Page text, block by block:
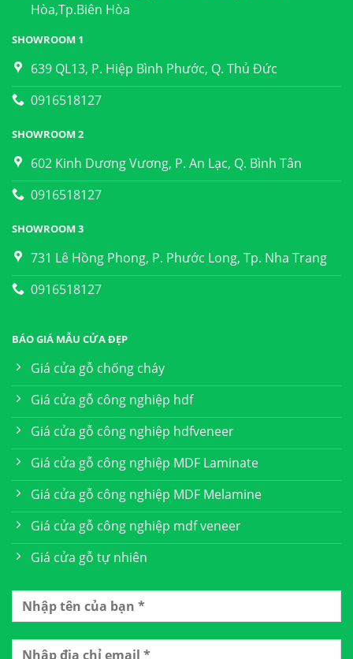
Hòa,Tp.Biên Hòa
SHOWROOM 1
639 QL13, P. Hiệp Bình Phước, Q. Thủ Đức
0916518127
SHOWROOM 2
602 Kinh Dương Vương, P. An Lạc, Q. Bình Tân
0916518127
SHOWROOM 3
731 Lê Hồng Phong, P. Phước Long, Tp. Nha Trang
0916518127
BÁO GIÁ MẪU CỬA ĐẸP
Giá cửa gỗ chống cháy
Giá cửa gỗ công nghiệp hdf
Giá cửa gỗ công nghiệp hdfveneer
Giá cửa gỗ công nghiệp MDF Laminate
Giá cửa gỗ công nghiệp MDF Melamine
Giá cửa gỗ công nghiệp mdf veneer
Giá cửa gỗ tự nhiên